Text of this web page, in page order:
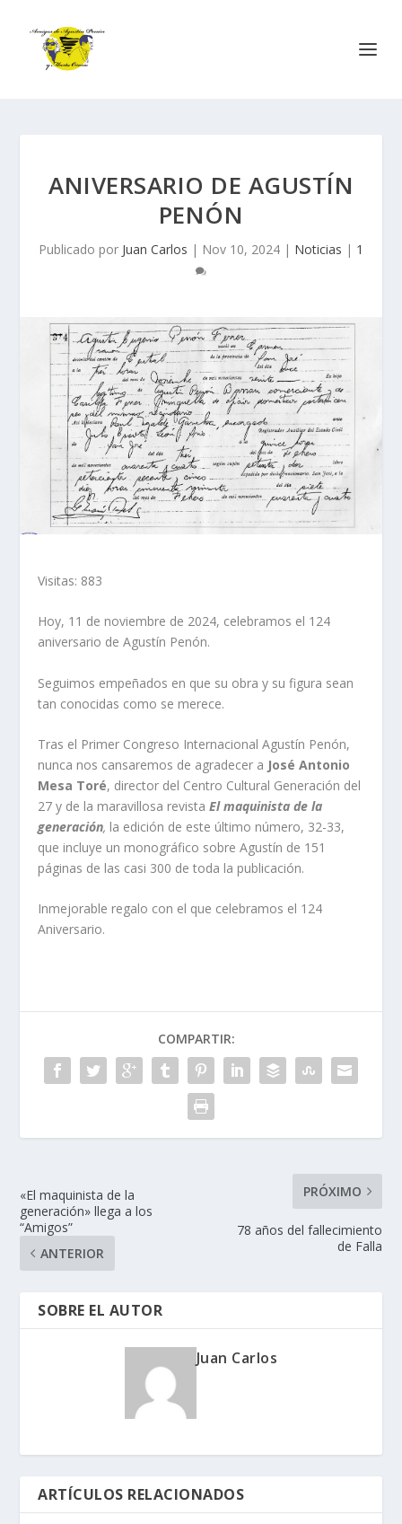
ANIVERSARIO DE AGUSTÍN
PENÓN
Publicado por Juan Carlos | Nov 10, 2024 | Noticias | 1
Visitas: 883
Hoy, 11 de noviembre de 2024, celebramos el 124
aniversario de Agustín Penón.
Seguimos empeñados en que su obra y su figura sean
tan conocidas como se merece.
Tras el Primer Congreso Internacional Agustín Penón,
nunca nos cansaremos de agradecer a José Antonio
Mesa Toré, director del Centro Cultural Generación del
27 y de la maravillosa revistaEl maquinista de la
generación, la edición de este último número, 32-33,
que incluye un monográfico sobre Agustín de 151
páginas de las casi 300 de toda la publicación.
Inmejorable regalo con el que celebramos el 124
Aniversario.
COMPARTIR:
«El maquinista de la
generación» llega a los
“Amigos”
ANTERIOR
PRÓXIMO
78 años del fallecimiento
de Falla
SOBRE EL AUTOR
Juan Carlos
ARTÍCULOS RELACIONADOS